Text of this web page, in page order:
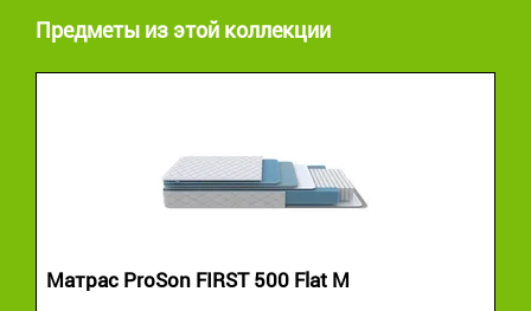
Предметы из этой коллекции
Матрас ProSon FIRST 500 Flat M